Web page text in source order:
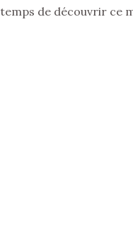
temps de découvrir ce